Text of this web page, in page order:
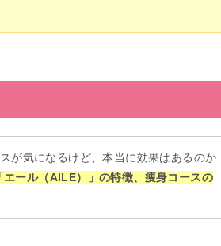
が気になるけど、本当に効果はあるのか
エール（AILE）」の特徴、痩身コースの